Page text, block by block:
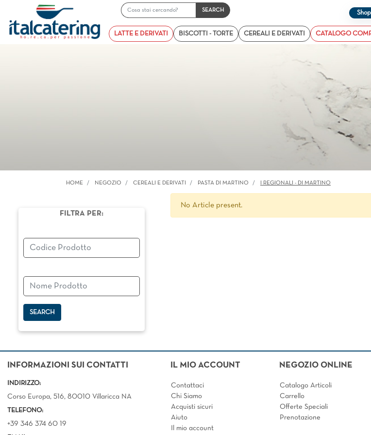
Changing a filter automatically updates
LATTE E DERIVATI BISCOTTI - TORTE CEREALI E DERIVATI CATALOGO
HOME NEGOZIO CEREALI E DERIVATI PASTA DI MARTINO I REGIONALI - DI MARTINO
FILTRA PER:
Changing a filter automatically updates the other available filters.
No Article present.
INFORMAZIONI SUI CONTATTI
INDIRIZZO:
Corso Europa, 516, 80010 Villaricca NA
TELEFONO:
+39 346 374 60 19
IL MIO ACCOUNT
Contattaci
Chi Siamo
Acquisti sicuri
Aiuto
Il mio account
NEGOZIO ONLINE
Catalogo Articoli
Carrello
Offerte Speciali
Prenotazione